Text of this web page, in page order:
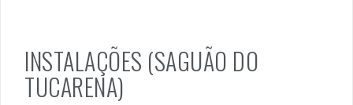
INSTALAÇÕES (SAGUÃO DO
TUCARENA)